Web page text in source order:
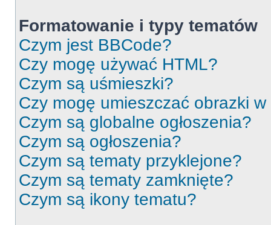
Formatowanie i typy tematów
Czym jest BBCode?
Czy mogę używać HTML?
Czym są uśmieszki?
Czy mogę umieszczać obrazki
Czym są globalne ogłoszenia?
Czym są ogłoszenia?
Czym są tematy przyklejone?
Czym są tematy zamknięte?
Czym są ikony tematu?